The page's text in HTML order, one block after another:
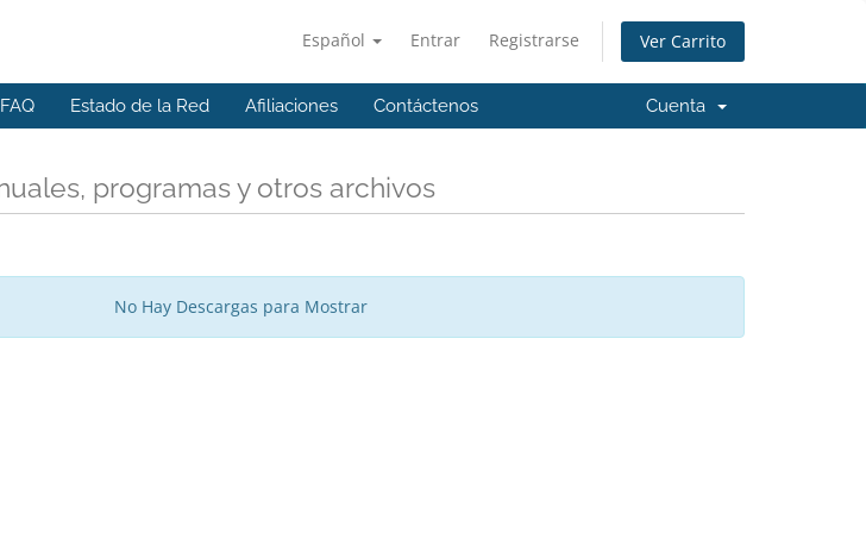
Español Entrar Registrarse Ver Carrito
Estado de la Red Afiliaciones Contáctenos Cuenta
programas y otros archivos
No Hay Descargas para Mostrar